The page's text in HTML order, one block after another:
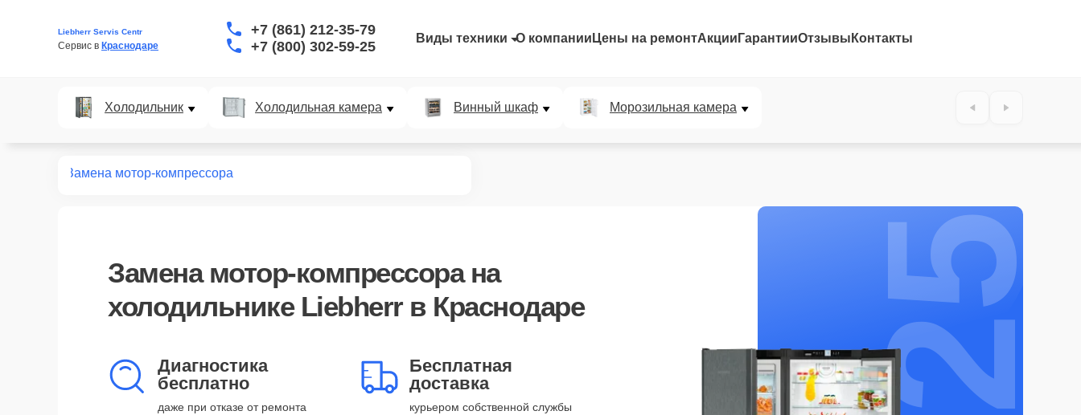
Liebherr Servis Centr
Сервис в Краснодаре
+7 (861) 212-35-79
+7 (800) 302-59-25
Виды техники О компании Цены на ремонтАкции ГарантииОтзывы Контакты
Холодильник Холодильная камера Винный шкаф Морозильная камера
Замена мотор-компрессора
Замена мотор-компрессорана
холодильнике Liebherr в Краснодаре
Диагностика
бесплатно
даже при отказе от ремонта
Бесплатная
доставка
курьером собственной службы 25%